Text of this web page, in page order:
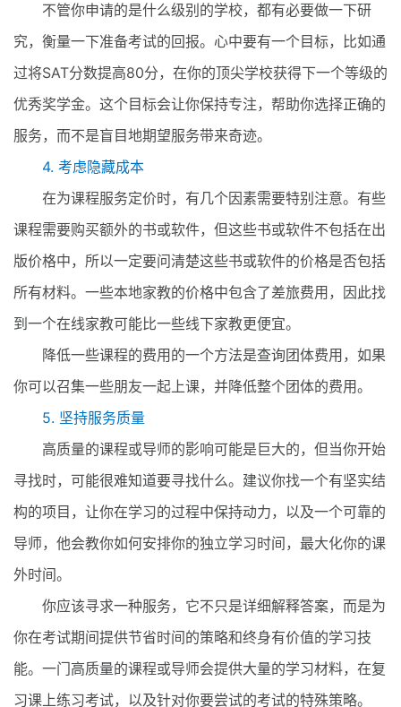
不管你申请的是什么级别的学校，都有必要做一下研
究，衡量一下准备考试的回报。心中要有一个目标，比如通
过将SAT分数提高80分，在你的顶尖学校获得下一个等级的
优秀奖学金。这个目标会让你保持专注，帮助你选择正确的
服务，而不是盲目地期望服务带来奇迹。
4. 考虑隐藏成本
在为课程服务定价时，有几个因素需要特别注意。有些
课程需要购买额外的书或软件，但这些书或软件不包括在出
版价格中，所以一定要问清楚这些书或软件的价格是否包括
所有材料。一些本地家教的价格中包含了差旅费用，因此找
到一个在线家教可能比一些线下家教更便宜。
降低一些课程的费用的一个方法是查询团体费用，如果
你可以召集一些朋友一起上课，并降低整个团体的费用。
5. 坚持服务质量
高质量的课程或导师的影响可能是巨大的，但当你开始
寻找时，可能很难知道要寻找什么。建议你找一个有坚实结
构的项目，让你在学习的过程中保持动力，以及一个可靠的
导师，他会教你如何安排你的独立学习时间，最大化你的课
外时间。
你应该寻求一种服务，它不只是详细解释答案，而是为
你在考试期间提供节省时间的策略和终身有价值的学习技
能。一门高质量的课程或导师会提供大量的学习材料，在复
习课上练习考试，以及针对你要尝试的考试的特殊策略。